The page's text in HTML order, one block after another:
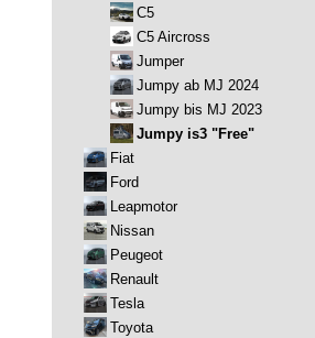
C5
C5 Aircross
Jumper
Jumpy ab MJ 2024
Jumpy bis MJ 2023
Jumpy is3 "Free"
Fiat
Ford
Leapmotor
Nissan
Peugeot
Renault
Tesla
Toyota